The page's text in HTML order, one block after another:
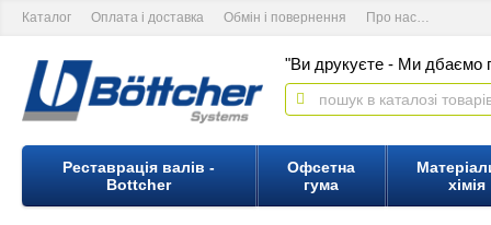
Каталог Оплата і доставка Обмін і повернення Про нас
"Ви друкуєте - Ми дбаємо
Реставрація валів -
Bottcher
Офсетна
гума
хімія